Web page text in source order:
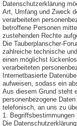
Datenschutzerklärung
Art, Umfang und Zweck
verarbeiteten
betroffene Personen
zustehenden Rechte
Die Tauberplanscher-
zahlreiche technische
einen möglichst
verarbeiteten
Internetbasierte
aufweisen, sodass ein
Aus diesem Grund steht
personenbezogene
telefonisch, an uns zu
1. Begriffsbestimmungen
Die